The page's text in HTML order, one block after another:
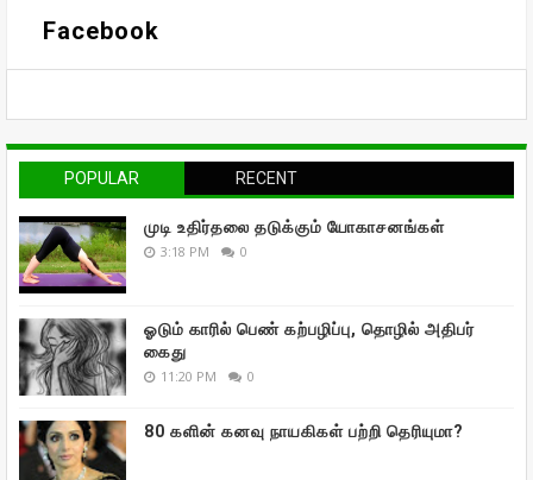
Facebook
POPULAR RECENT
முடி உதிர்தலை தடுக்கும் யோகாசனங்கள்
3:18 PM 0
ஓடும் காரில் பெண் கற்பழிப்பு, தொழில் அதிபர்
கைது
11:20 PM 0
80 களின் கனவு நாயகிகள் பற்றி தெரியுமா?